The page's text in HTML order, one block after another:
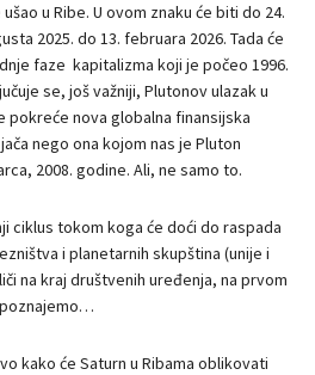
u Ribe. U ovom znaku će biti do 24.
2025. do 13. februara 2026. Tada će
faze kapitalizma koji je počeo 1996.
se, još važniji, Plutonov ulazak u
pokreće nova globalna finansijska
nego ona kojom nas je Pluton
2008. godine. Ali, ne samo to.
ciklus tokom koga će doći do raspada
i planetarnih skupština (unije i
na kraj društvenih uređenja, na prvom
kako će Saturn u Ribama oblikovati